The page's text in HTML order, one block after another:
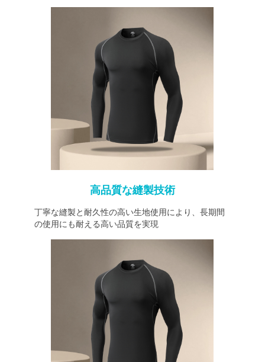
高品質な縫製技術
丁寧な縫製と耐久性の高い生地使用により、長期間
の使用にも耐える高い品質を実現